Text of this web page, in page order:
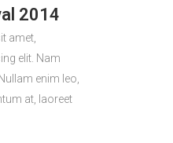
2014
amet,
elit. Nam
enim leo,
at, laoreet